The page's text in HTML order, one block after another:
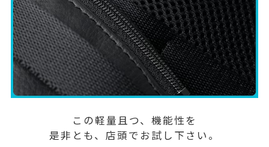
この軽量且つ、機能性を
是非とも、店頭でお試し下さい。